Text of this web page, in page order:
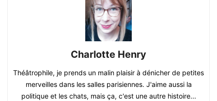
Charlotte Henry
Théâtrophile, je prends un malin plaisir à dénicher de petites
merveilles dans les salles parisiennes. J'aime aussi la
politique et les chats, mais ça, c'est une autre histoire...